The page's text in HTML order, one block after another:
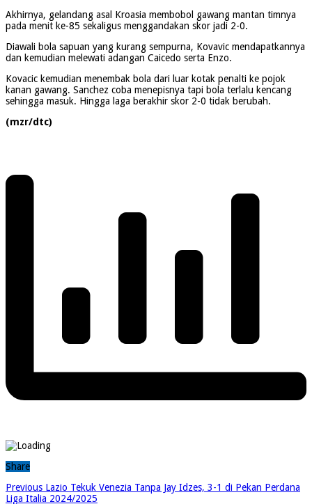
Akhirnya, gelandang asal Kroasia membobol gawang mantan timnya
pada menit ke-85 sekaligus menggandakan skor jadi 2-0.
Diawali bola sapuan yang kurang sempurna, Kovavic mendapatkannya
dan kemudian melewati adangan Caicedo serta Enzo.
Kovacic kemudian menembak bola dari luar kotak penalti ke pojok
kanan gawang. Sanchez coba menepisnya tapi bola terlalu kencang
sehingga masuk. Hingga laga berakhir skor 2-0 tidak berubah.
(mzr/dtc)
Share
Previous Lazio Tekuk Venezia Tanpa Jay Idzes, 3-1 di Pekan Perdana
Liga Italia 2024/2025